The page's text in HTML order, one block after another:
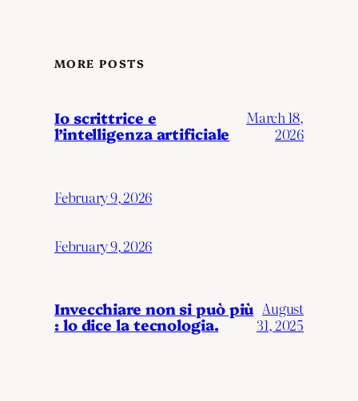
MORE POSTS
Io scrittrice e
l’intelligenza artificiale
March 18,
2026
February 9, 2026
February 9, 2026
Invecchiare non si può più
: lo dice la tecnologia.
August
31, 2025